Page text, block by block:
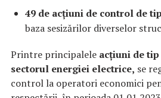
49 de acțiuni de control de
baza sesizărilor diverselor
Printre principalele acțiuni de
sectorul energiei electrice, se
control la operatori economici